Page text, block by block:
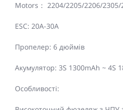
Motors： 2204/2205/2206/2305/
ESC: 20A-30A
Пропелер: 6 дюймів
Акумулятор: 3S 1300mAh ~ 4S
Особливості: